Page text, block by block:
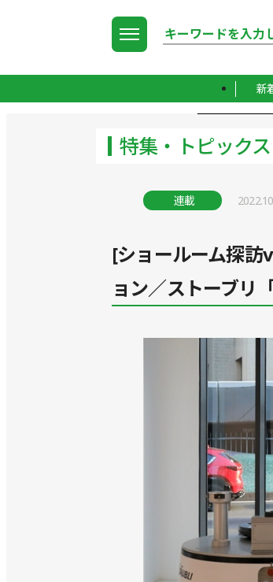
新
特集・トピックス
連載
[ショールーム探訪
ョン／ストーブリ